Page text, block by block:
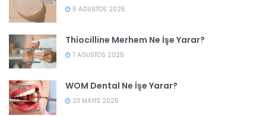
5 AĞUSTOS 2025
Thiocilline Merhem Ne İşe Yarar?
7 AĞUSTOS 2025
WOM Dental Ne İşe Yarar?
23 MAYIS 2025